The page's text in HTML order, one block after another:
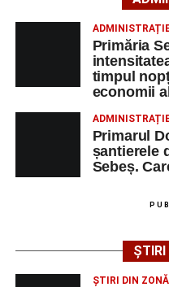
toți cei care cred că
dezvoltare pentru
președintele Asociației
Transylvania Fest
septembrie 2026, la
Intrarea este liberă pe
4–6 septembrie
Fest, la Cetatea
Accident rutier la
Regelui. Intervin
Biciclist de 70 de
produs pe strada
Primăria
timpul
economii
Primarul
șantierele
Sebeș.
ȘTIRI DIN ZONĂ